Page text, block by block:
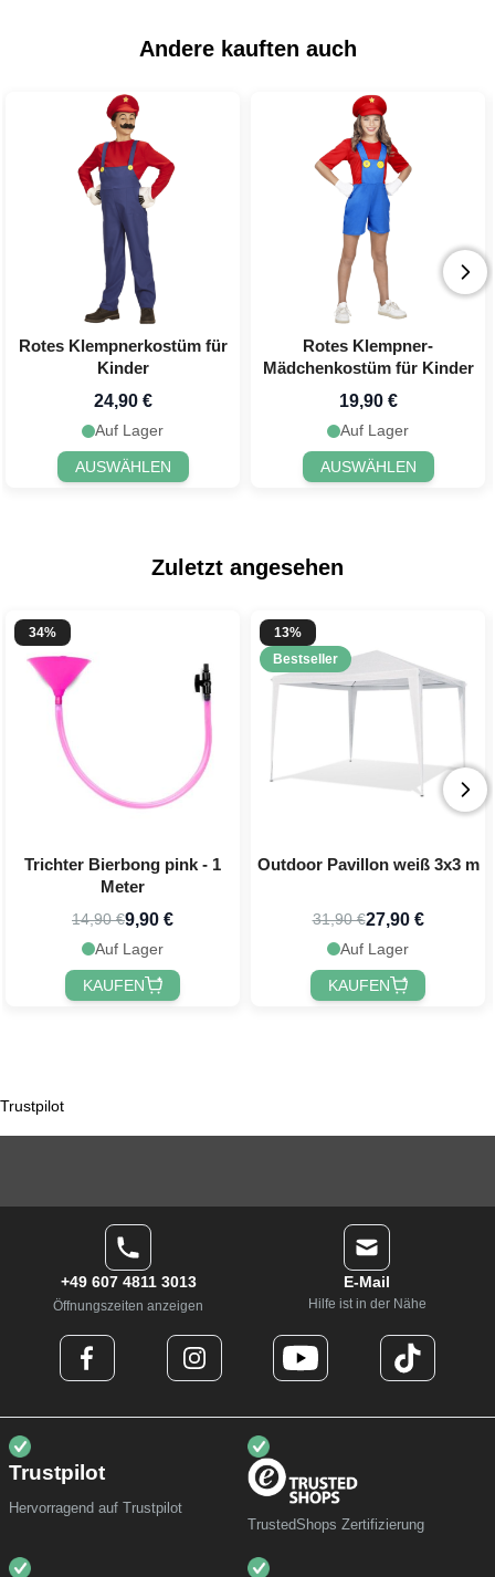
Andere kauften auch
Rotes Klempnerkostüm für
Kinder
24,90 €
Auf Lager
AUSWÄHLEN
Rotes Klempner-
Mädchenkostüm für Kinder
19,90 €
Auf Lager
AUSWÄHLEN
Zuletzt angesehen
34%
Trichter Bierbong pink - 1
Meter
14,90 €9,90 €
Auf Lager
KAUFEN
13%
Bestseller
Outdoor Pavillon weiß 3x3 m
31,90 €27,90 €
Auf Lager
KAUFEN
Trustpilot
+49 607 4811 3013
Öffnungszeiten anzeigen
E-Mail
Hilfe ist in der Nähe
Trustpilot
Hervorragend auf Trustpilot
TrustedShops Zertifizierung